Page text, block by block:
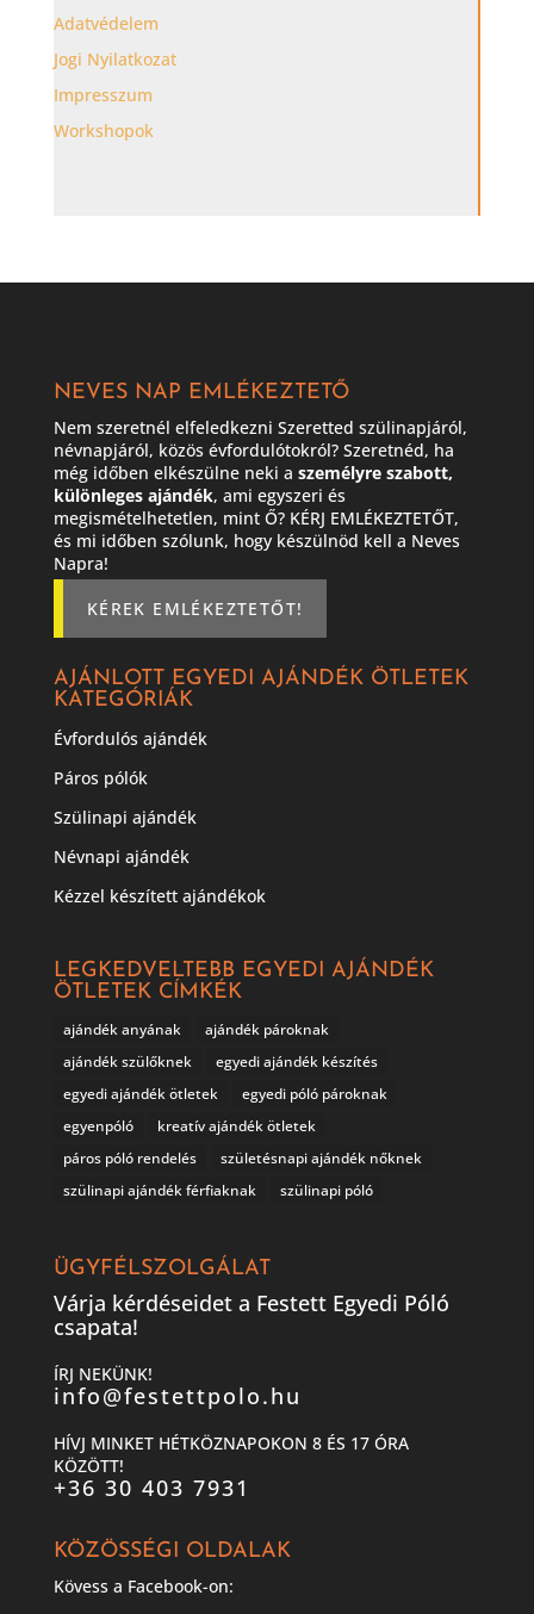
Adatvédelem
Jogi Nyilatkozat
Impresszum
Workshopok
NEVES NAP EMLÉKEZTETŐ
Nem szeretnél elfeledkezni Szeretted szülinapjáról,
névnapjáról, közös évfordulótokról? Szeretnéd, ha
még időben elkészülne neki a személyre szabott,
különleges ajándék, ami egyszeri és
megismételhetetlen, mint Ő? KÉRJ EMLÉKEZTETŐT,
és mi időben szólunk, hogy készülnöd kell a Neves
Napra!
KÉREK EMLÉKEZTETŐT!
AJÁNLOTT EGYEDI AJÁNDÉK ÖTLETEK
KATEGÓRIÁK
Évfordulós ajándék
Páros pólók
Szülinapi ajándék
Névnapi ajándék
Kézzel készített ajándékok
LEGKEDVELTEBB EGYEDI AJÁNDÉK
ÖTLETEK CÍMKÉK
ajándék anyának
ajándék pároknak
ajándék szülőknek
egyedi ajándék készítés
egyedi ajándék ötletek
egyedi póló pároknak
egyenpóló
kreatív ajándék ötletek
páros póló rendelés
születésnapi ajándék nőknek
szülinapi ajándék férfiaknak
szülinapi póló
ÜGYFÉLSZOLGÁLAT
Várja kérdéseidet a Festett Egyedi Póló
csapata!
ÍRJ NEKÜNK!
info@festettpolo.hu
HÍVJ MINKET HÉTKÖZNAPOKON 8 ÉS 17 ÓRA
KÖZÖTT!
+36 30 403 7931
KÖZÖSSÉGI OLDALAK
Kövess a Facebook-on: